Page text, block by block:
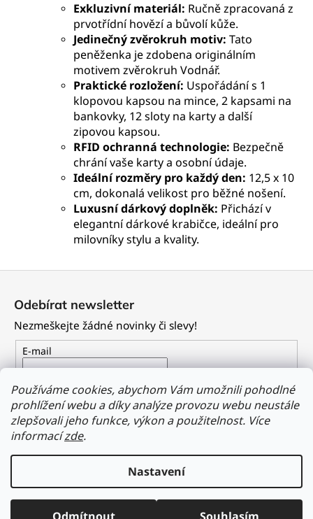
Používáme cookies, abychom Vám umožnili pohodlné
prohlížení webu a díky analýze provozu webu neustále
zlepšovali jeho funkce, výkon a použitelnost. Více
informacízde.
Nastavení
Exkluzivní materiál: Ručně zpracovaná z
prvotřídní hovězí a bůvolí kůže.
Jedinečný zvěrokruh motiv: Tato
peněženka je zdobena originálním
motivem zvěrokruh Vodnář.
Praktické rozložení: Uspořádání s 1
klopovou kapsou na mince, 2 kapsami na
bankovky, 12 sloty na karty a další
zipovou kapsou.
RFID ochranná technologie: Bezpečně
chrání vaše karty a osobní údaje.
Ideální rozměry pro každý den: 12,5 x 10
cm, dokonalá velikost pro běžné nošení.
Luxusní dárkový doplněk: Přichází v
elegantní dárkové krabičce, ideální pro
milovníky stylu a kvality.
í
Odebírat newsletter
Nezmeškejte žádné novinky či slevy!
E-mail
Vložením e-mailu souhlasíte s podmínkami ochrany
osobních údajů
PŘIHLÁSIT SE